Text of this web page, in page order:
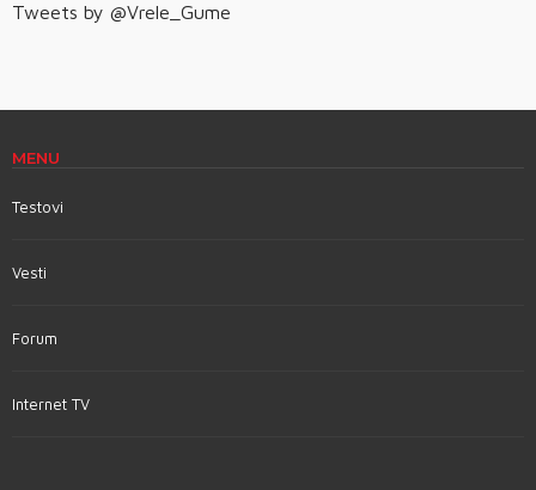
Tweets by @Vrele_Gume
MENU
Testovi
Vesti
Forum
Internet TV